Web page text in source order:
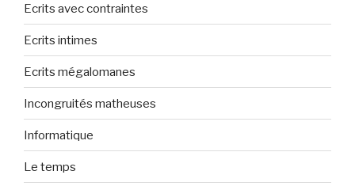
Ecrits avec contraintes
Ecrits intimes
Ecrits mégalomanes
Incongruités matheuses
Informatique
Le temps